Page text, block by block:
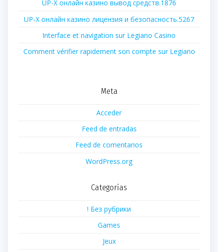
UP-X онлайн казино вывод средств.1876
UP-X онлайн казино лицензия и безопасность.5267
Interface et navigation sur Legiano Casino
Comment vérifier rapidement son compte sur Legiano
Meta
Acceder
Feed de entradas
Feed de comentarios
WordPress.org
Categorías
! Без рубрики
Games
Jeux